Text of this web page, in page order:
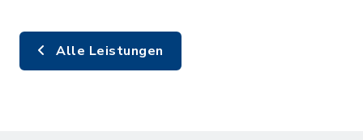
Alle Leistungen